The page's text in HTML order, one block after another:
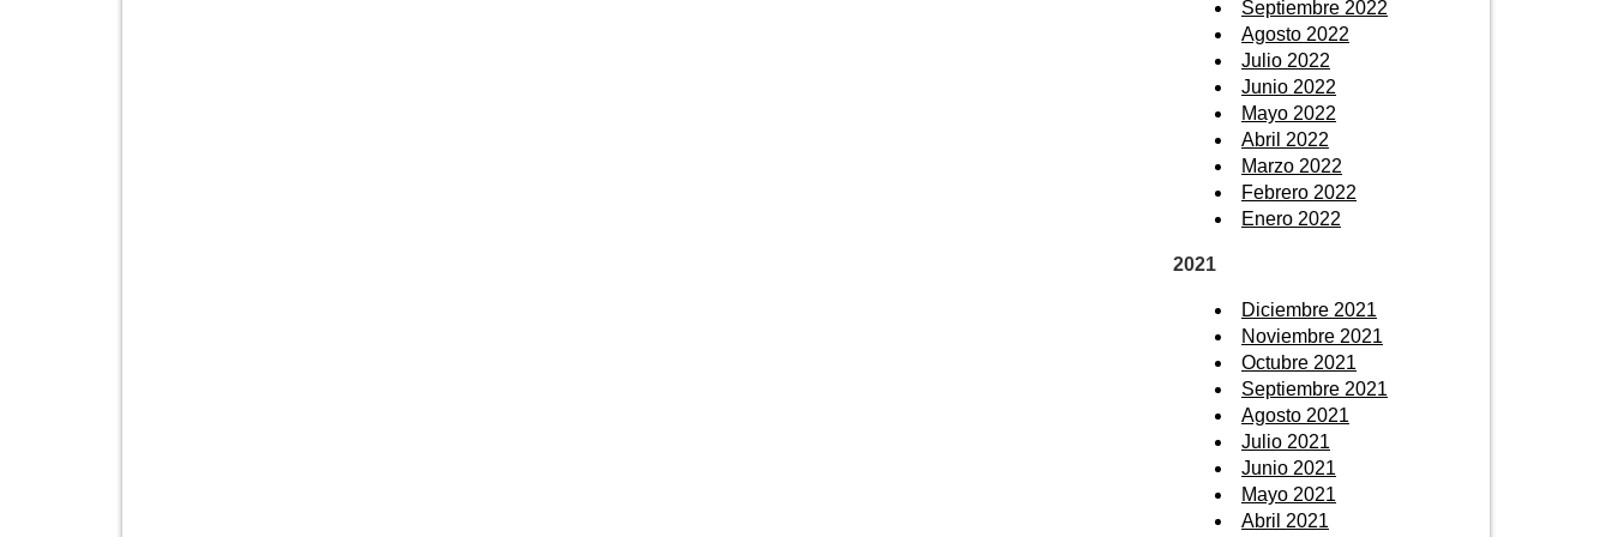
Septiembre 2022
Agosto 2022
Julio 2022
Junio 2022
Mayo 2022
Abril 2022
Marzo 2022
Febrero 2022
Enero 2022
2021
Diciembre 2021
Noviembre 2021
Octubre 2021
Septiembre 2021
Agosto 2021
Julio 2021
Junio 2021
Mayo 2021
Abril 2021